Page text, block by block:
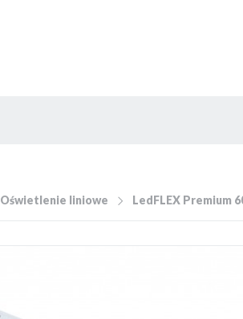
Oświetlenie liniowe LedFLEX Premium